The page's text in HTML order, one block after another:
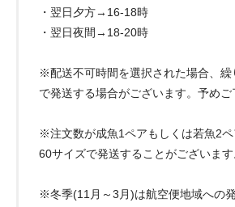
・翌日夕方→16-18時
・翌日夜間→18-20時
※配送不可時間を選択された場合、繰
で発送する場合がございます。予めご
※注文数が成魚1ペアもしくは若魚2ペ
60サイズで発送することがございます
※冬季(11月～3月)は航空便地域への